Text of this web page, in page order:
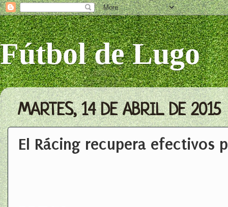
Fútbol de Lugo
MARTES, 14 DE ABRIL DE 2015
El Rácing recupera efectivos